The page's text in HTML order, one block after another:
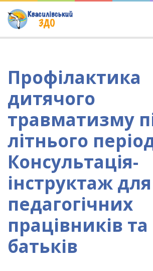
Профілактика
дитячого
травматизму
літнього
Консультація-
інструктаж для
педагогічних
працівників та
батьків